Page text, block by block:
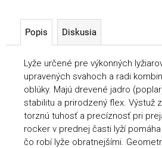
Popis Diskusia
Lyže určené pre výkonných
upravených svahoch a radi
oblúky. Majú drevené jadro
stabilitu a prirodzený flex. Výstuž
torznú tuhosť a precíznosť pri
rocker v prednej časti lyží
čo robí lyže obratnejšími.